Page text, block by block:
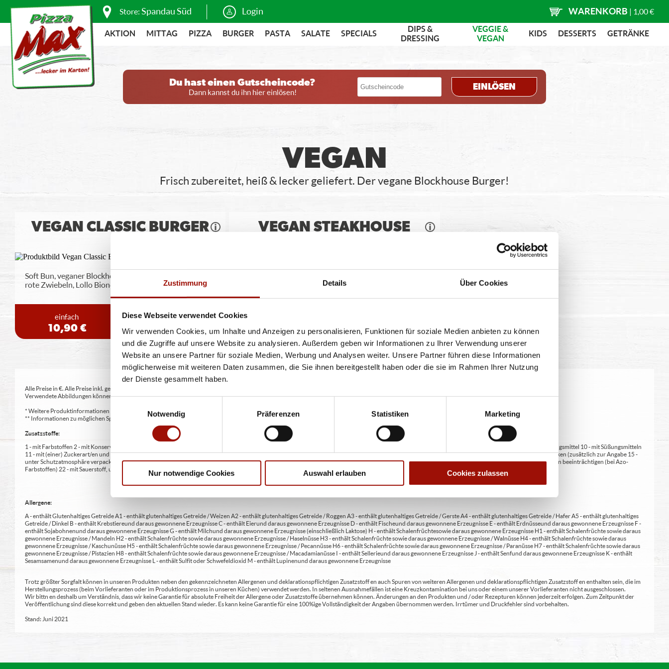
Zustimmung Details Über Cookies
Diese Webseite verwendet Cookies
Wir verwenden Cookies, um Inhalte und Anzeigen zu personalisieren, Funktionen für soziale Medien anbieten zu können
und die Zugriffe auf unsere Website zu analysieren. Außerdem geben wir Informationen zu Ihrer Verwendung unserer
Website an unsere Partner für soziale Medien, Werbung und Analysen weiter. Unsere Partner führen diese Informationen
möglicherweise mit weiteren Daten zusammen, die Sie ihnen bereitgestellt haben oder die sie im Rahmen Ihrer Nutzung
der Dienste gesammelt haben.
Notwendig
Präferenzen Statistiken Marketing
Nur notwendige Cookies Auswahl erlauben Cookies zulassen
Store: Spandau Süd Login WARENKORB | 1,00 €
AKTION MITTAG PIZZA BURGER PASTA SALATE SPECIALS
DIPS &
DRESSING
VEGGIE &
VEGAN
KIDS DESSERTS GETRÄNKE
Du hast einen Gutscheincode?
Dann kannst du ihn hier einlösen!
EINLÖSEN
VEGAN
Frisch zubereitet, heiß & lecker geliefert. Der vegane Blockhouse Burger!
VEGAN CLASSIC BURGER
Soft Bun, veganer Blockhouse Burger (125g), Tomaten,
rote Zwiebeln, Lollo Bionda
einfach
10,90 €
doppelt
13,90 €
VEGAN STEAKHOUSE
Röstzwiebeln, Lollo Bionda...mehr
10,90 € 13,90 €
Alle Preise in €. Alle Preise inkl. gesetzl. MwSt. Alle Angaben zu Grammaturen oder Durchmessern, bspw. der Pizzen sind circa-Angaben und können durch die Zubereitung geringfügig variieren.
Verwendete Abbildungen können von den tatsächlich gelieferten Produkten abweichen. Wir liefern innerhalb von ca. 30 Minuten.
* Weitere Produktinformationen zu vorverpackten Lebensmitteln finden Sie unter www.pizzamax.de/produktinformationen
** Informationen zu möglichen Spuren von Allergenen seitens unsere Hersteller finden Sie unter www.pizzamax.de/produktinformationen
Zusatzstoffe:
1 - mit Farbstoffen 2 - mit Konservierungsmittel 3 - mit Antioxidationsmittel 4 - mit Geschmacksverstärker 5 - geschwefelt 6 - geschwärzt 7 - gewachst 8 - mit Phosphat/en (bei Fleischerzeugnissen) 9 - mit Süßungsmittel 10 - mit Süßungsmitteln
11 - mit (einer) Zuckerart/en und Süßungsmittel/n 12 - nur bei Tafelsüßen zusätzlich zur Angabe 13 - enthält eine Phenylalaninquelle (zusätzlich zur Angabe 14 - kann bei übermäßigem Verzehr abführend wirken (zusätzlich zur Angabe 15 -
unter Schutzatmosphäre verpackt 16 - chininhaltig 17 - koffeinhaltig 18 - mit Milcheiweiß (bei Fleischerzeugnissen) 19 - mit Säuerungsmitteln 20 - mit Taurin 21 - kann Aktivität und Aufmerksamkeit bei Kindern beeinträchtigen (bei Azo-
Farbstoffen) 22 - mit Sauerstoff, unter Hochdruck, farbstabilisierend (bei Frischfleisch) 23 - mit Nitritpökelsalz 24 - enthält Alkohol 25 - mit Stabilisatoren 26 - mit Verdickunsmittel
Allergene:
A - enthält Glutenhaltiges Getreide A1 - enthält glutenhaltiges Getreide / Weizen A2 - enthält glutenhaltiges Getreide / Roggen A3 - enthält glutenhaltiges Getreide / Gerste A4 - enthält glutenhaltiges Getreide / Hafer A5 - enthält glutenhaltiges
Getreide / Dinkel B - enthält Krebstiere und daraus gewonnene Erzeugnisse C - enthält Eier und daraus gewonnene Erzeugnisse D - enthält Fische und daraus gewonnene Erzeugnisse E - enthält Erdnüsse und daraus gewonnene Erzeugnisse F -
enthält Sojabohnen und daraus gewonnene Erzeugnisse G - enthält Milch und daraus gewonnene Erzeugnisse (einschließlich Laktose) H - enthält Schalenfrüchte sowie daraus gewonnene Erzeugnisse H1 - enthält Schalenfrüchte sowie daraus
gewonnene Erzeugnisse / Mandeln H2 - enthält Schalenfrüchte sowie daraus gewonnene Erzeugnisse / Haselnüsse H3 - enthält Schalenfrüchte sowie daraus gewonnene Erzeugnisse / Walnüsse H4 - enthält Schalenfrüchte sowie daraus
gewonnene Erzeugnisse / Kaschunüsse H5 - enthält Schalenfrüchte sowie daraus gewonnene Erzeugnisse / Pecannüsse H6 - enthält Schalenfrüchte sowie daraus gewonnene Erzeugnisse / Paranüsse H7 - enthält Schalenfrüchte sowie daraus
gewonnene Erzeugnisse / Pistazien H8 - enthält Schalenfrüchte sowie daraus gewonnene Erzeugnisse / Macadamianüsse I - enthält Sellerie und daraus gewonnene Erzeugnisse J - enthält Senf und daraus gewonnene Erzeugnisse K - enthält
Sesamsamen und daraus gewonnene Erzeugnisse L - enthält Sulfit oder Schwefeldioxid M - enthält Lupinen und daraus gewonnene Erzeugnisse
Trotz größter Sorgfalt können in unseren Produkten neben den gekennzeichneten Allergenen und deklarationspflichtigen Zusatzstoff en auch Spuren von weiteren Allergenen und deklarationspflichtigen Zusatzstoff en enthalten sein, die im
Herstellungsprozess (beim Vorlieferanten oder im Produktionsprozess in unseren Küchen) verwendet werden. In seltenen Ausnahmefällen ist eine Kreuzkontamination bei uns oder einem unserer Vorlieferanten nicht ausgeschlossen.
Wir bittn en deshalb um Verständnis, dass wir keine Garantie für absolute Freiheit der Allergene oder Zusatzstoffe übernehmen können. Änderungen an den Produkten und / oder Rezepturen können jederzeit erfolgen. Zum Zeitpunkt der
Veröffentlichung sind diese korrekt und geben den aktuellen Stand wieder. Es kann keine Garantie für eine 100%ige Vollständigkeit der Angaben übernommen werden. Irrtümer und Druckfehler sind vorbehalten.
Stand: Juni 2021